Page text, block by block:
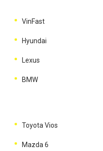
VinFast
Hyundai
Lexus
BMW
Toyota Vios
Mazda 6